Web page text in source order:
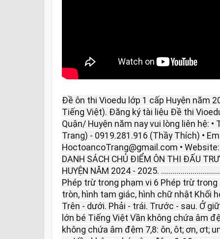
Đề ôn thi Vioedu lớp 1 cấp Huyện năm
Tiếng Việt). Đăng ký tài liệu Đề thi
Quận/ Huyện năm nay vui lòng liên hệ: •
Trang) - 0919.281.916 (Thầy Thích) •
HoctoancoTrang@gmail.com •
DANH SÁCH CHỦ ĐIỂM ÔN THI ĐẤU
HUYỆN NĂM 2024 - 2025.
Phép trừ trong phạm vi 6 Phép trừ trong
tròn, hình tam giác, hình chữ nhật Khối
Trên - dưới. Phải - trái. Trước - sau. Ở
lớn bé Tiếng Việt Vần không chứa âm
không chứa âm đệm 7,8: ôn, ôt; ơn, ơt;